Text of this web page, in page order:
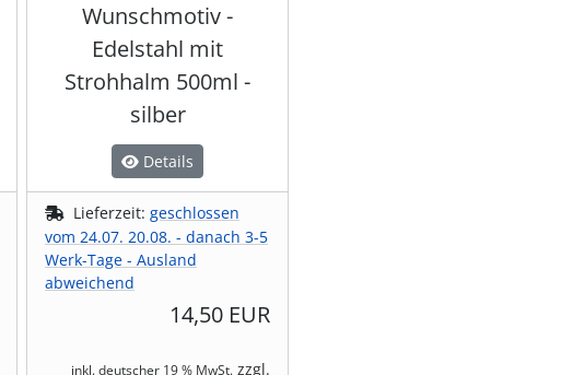
Wunschmotiv -
Edelstahl mit
Strohhalm 500ml -
silber
Details
Lieferzeit: geschlossen
vom 24.07. 20.08. - danach 3-5
Werk-Tage - Ausland
abweichend
14,50 EUR
inkl. deutscher 19 % MwSt. zzgl.